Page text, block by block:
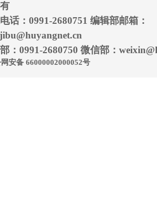
话：0991-2680751 编辑部邮箱：
：0991-2680750 微信部：
安备 66000002000052号